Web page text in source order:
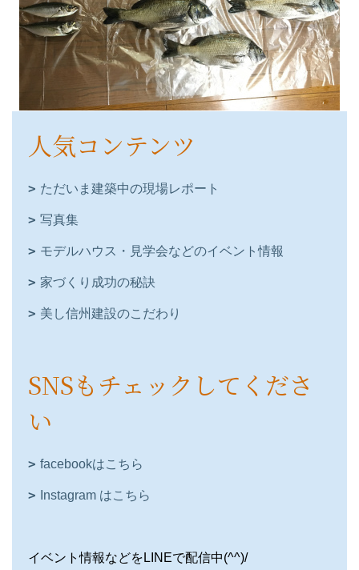
人気コンテンツ
ただいま建築中の現場レポート
写真集
モデルハウス・見学会などのイベント情報
家づくり成功の秘訣
美し信州建設のこだわり
SNSもチェックしてくださ
い
facebookはこちら
Instagram はこちら
イベント情報などをLINEで配信中(^^)/